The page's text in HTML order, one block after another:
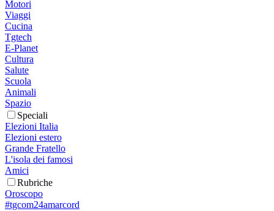
Motori
Viaggi
Cucina
Tgtech
E-Planet
Cultura
Salute
Scuola
Animali
Spazio
Speciali
Elezioni Italia
Elezioni estero
Grande Fratello
L'isola dei famosi
Amici
Rubriche
Oroscopo
#tgcom24amarcord